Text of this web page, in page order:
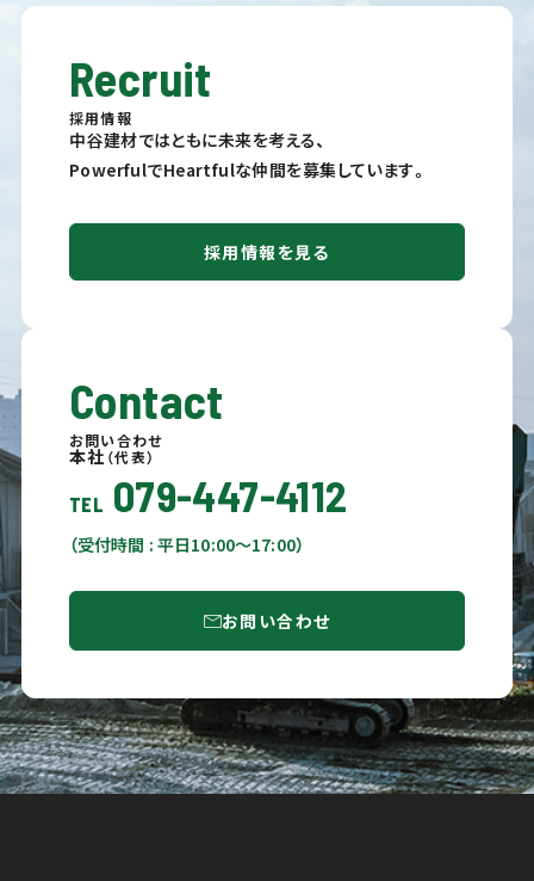
Recruit
採用情報
中谷建材ではともに未来を考える、
PowerfulでHeartfulな仲間を募集しています。
採用情報を見る
Contact
お問い合わせ
本社 （代表）
TEL 079-447-4112
（受付時間 : 平日10:00〜17:00）
お問い合わせ